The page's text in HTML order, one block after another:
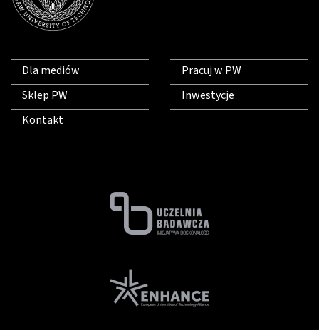
Dla mediów
Sklep PW
Kontakt
Pracuj w PW
Inwestycje